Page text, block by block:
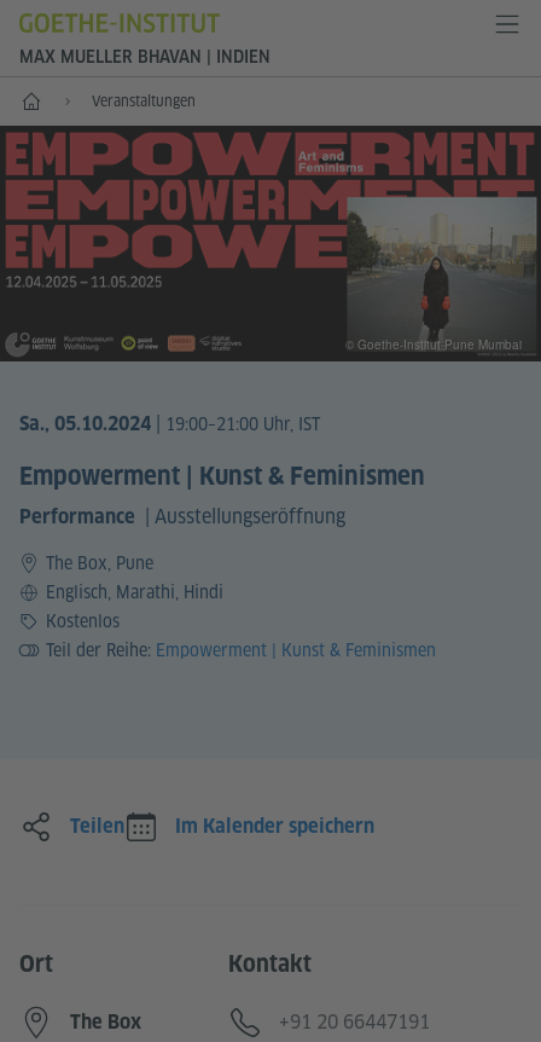
MAX MUELLER BHAVAN | INDIEN
Start Veranstaltungen
Sa., 05.10.2024 19:00–21:00 Uhr, IST
Empowerment | Kunst & Feminismen
Performance | Ausstellungseröffnung
The Box, Pune
SpracheEnglisch, Marathi, Hindi
PreisKostenlos
Teil der Reihe: Empowerment | Kunst & Feminismen
© Goethe-Institut Pune Mumbai
Teilen Im Kalender speichern
Ort
The Box
Kontakt
Telefon
+91 20 66447191